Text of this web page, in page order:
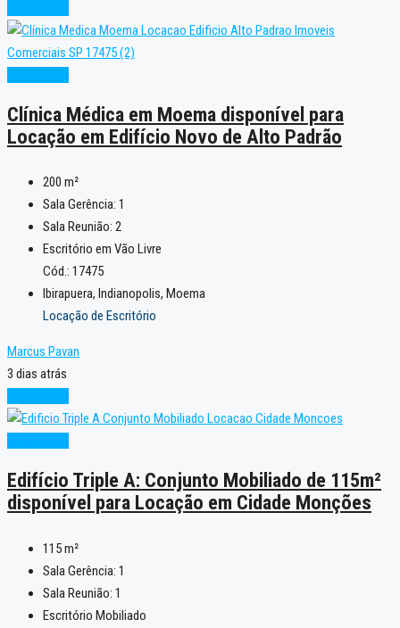
Clínica Médica em Moema disponível para
Locação em Edifício Novo de Alto Padrão
200 m²
Sala Gerência: 1
Sala Reunião: 2
Escritório em Vão Livre
Cód.: 17475
Ibirapuera, Indianopolis, Moema
Locação de Escritório
Marcus Pavan
3 dias atrás
Edifício Triple A: Conjunto Mobiliado de 115m²
disponível para Locação em Cidade Monções
115m²
Sala Gerência: 1
Sala Reunião: 1
Escritório Mobiliado